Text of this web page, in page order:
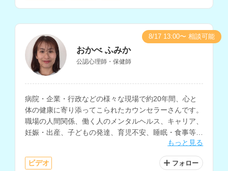
おかべ ふみか
公認心理師・保健師
病院・企業・行政などの様々な現場で約20年間、心と
体の健康に寄り添ってこられたカウンセラーさんです。
職場の人間関係、働く人のメンタルヘルス、キャリア、
妊娠・出産、子どもの発達、育児不安、睡眠・食事等の
生活習慣に関する相談などに対応されています。もっと見る
ビデオ フォロー
8/17 13:00〜 相談可能